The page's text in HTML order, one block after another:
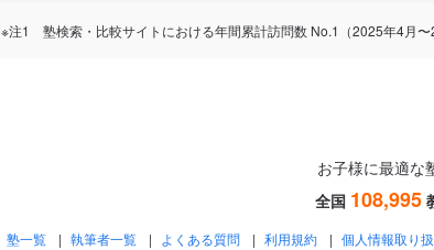
※注1 塾検索・比較サイトにおける年間累計訪問数 No.1（2025年4月〜
お子様に最適な
全国 108,995
塾一覧 執筆者一覧 よくある質問 利用規約 個人情報取り